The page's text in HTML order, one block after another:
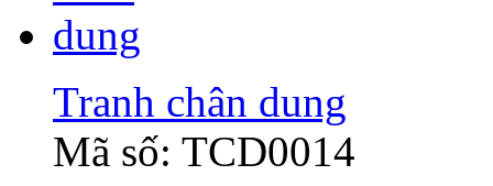
Tranh chân dung
Mã số: TCD0014